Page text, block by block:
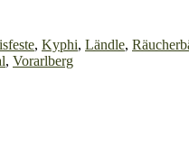
, Kyphi, Ländle,
, Vorarlberg